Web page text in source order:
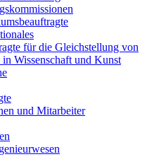
für die Gleichstellung von
in Wissenschaft und Kunst
und Mitarbeiter